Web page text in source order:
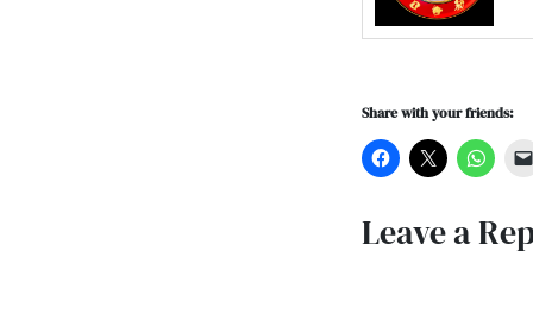
Share with your friends:
Leave a